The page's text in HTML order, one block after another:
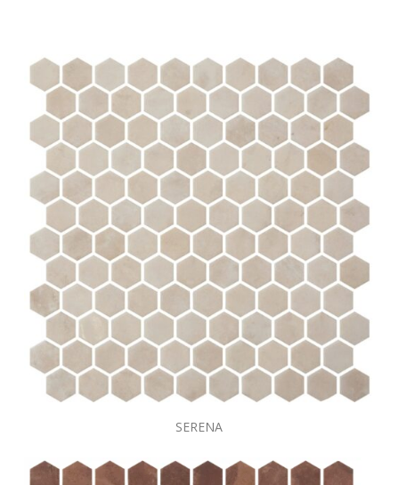
SERENA